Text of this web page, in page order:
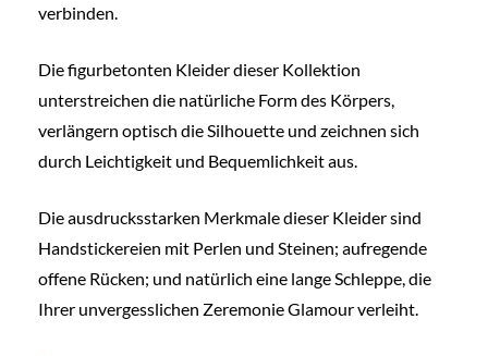
verbinden.
Die figurbetonten Kleider dieser Kollektion
unterstreichen die natürliche Form des Körpers,
verlängern optisch die Silhouette und zeichnen sich
durch Leichtigkeit und Bequemlichkeit aus.
Die ausdrucksstarken Merkmale dieser Kleider sind
Handstickereien mit Perlen und Steinen; aufregende
offene Rücken; und natürlich eine lange Schleppe, die
Ihrer unvergesslichen Zeremonie Glamour verleiht.